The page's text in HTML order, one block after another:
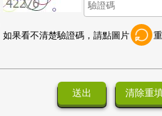
如果看不清楚驗證碼，請點圖片